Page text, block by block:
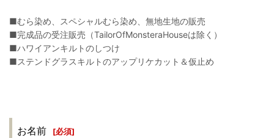
■むら染め、スペシャルむら染め、無地生地の販売
■完成品の受注販売（TailorOfMonsteraHouseは除く）
■ハワイアンキルトのしつけ
■ステンドグラスキルトのアップリケカット＆仮止め
お名前 [必須]